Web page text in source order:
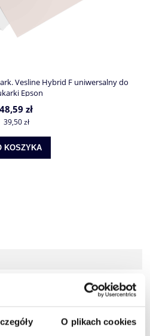
O plikach cookies
Vesline Hybrid F uniwersalny do
Epson
48,59 zł
39,50 zł
KOSZYKA